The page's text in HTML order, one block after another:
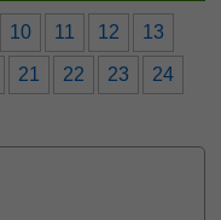
10 11 12 13
21 22 23 24